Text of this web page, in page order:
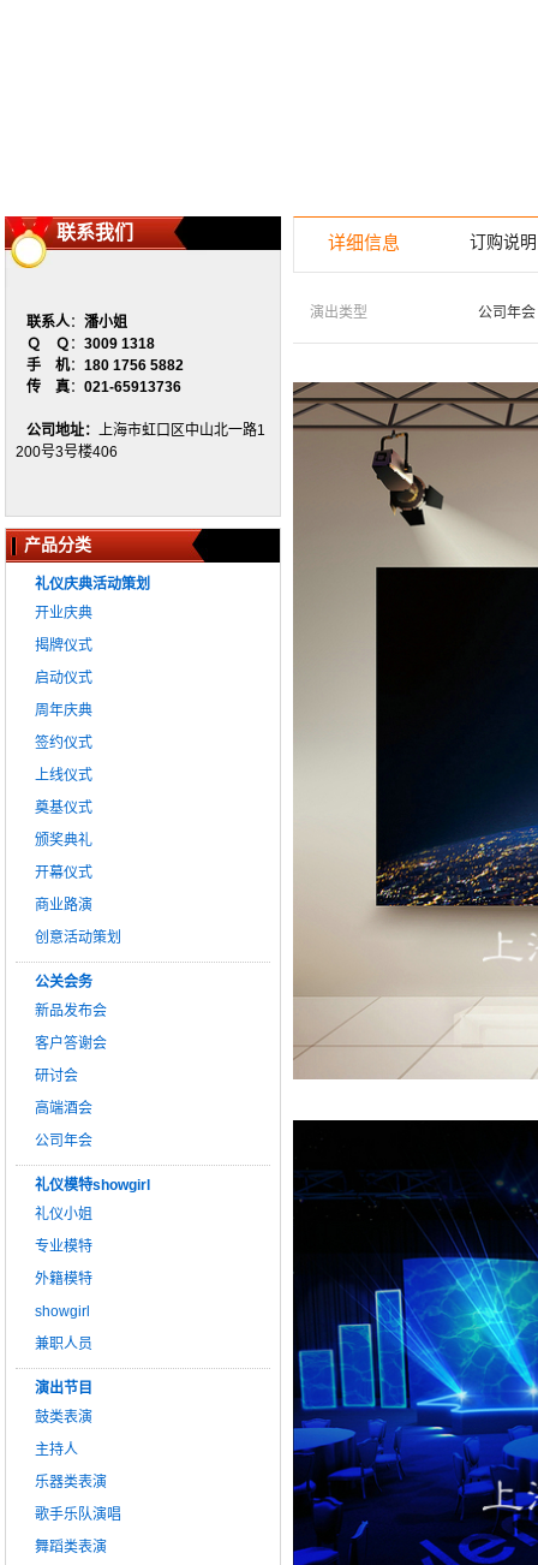
详细信息 订购说明
演出类型 公司年会
联系我们
联系人： 潘小姐
Ｑ Ｑ ： 3009 1318
手 机： 180 1756 5882
传 真： 021-65913736
公司地址： 上海市虹口区中山北一路1
200号3号楼406
产品分类
礼仪庆典活动策划
开业庆典
揭牌仪式
启动仪式
周年庆典
签约仪式
上线仪式
奠基仪式
颁奖典礼
开幕仪式
商业路演
创意活动策划
公关会务
新品发布会
客户答谢会
研讨会
高端酒会
公司年会
礼仪模特showgirl
礼仪小姐
专业模特
外籍模特
showgirl
兼职人员
演出节目
鼓类表演
主持人
乐器类表演
歌手乐队演唱
舞蹈类表演